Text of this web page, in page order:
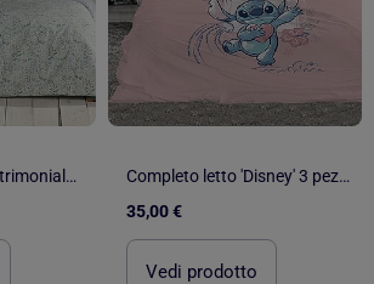
Completo letto matrimoniale 3 pezzi - Copripiumino + 2 federe
Completo letto 'Disney' 3 pezzi - 1 copripiumino matrimoniale + 2 federe
35,00 €
Vedi prodotto